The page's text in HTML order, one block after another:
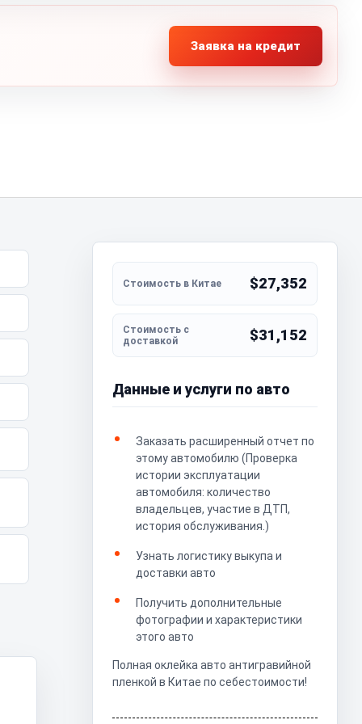
Заявка на кредит
$27,352
$31,152
Данные и услуги по авто
Заказать расширенный отчет по
этому автомобилю (Проверка
истории эксплуатации
автомобиля: количество
владельцев, участие в ДТП,
история обслуживания.)
Узнать логистику выкупа и
доставки авто
Получить дополнительные
фотографии и характеристики
этого авто
Полная оклейка авто антигравийной
пленкой в Китае по себестоимости!